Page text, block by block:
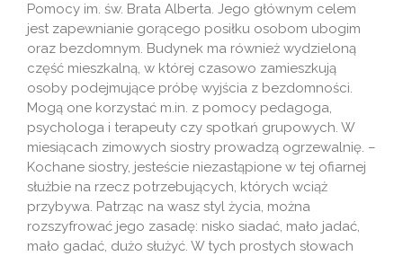
Pomocy im. św. Brata Alberta. Jego głównym celem
jest zapewnianie gorącego posiłku osobom ubogim
oraz bezdomnym. Budynek ma również wydzieloną
część mieszkalną, w której czasowo zamieszkują
osoby podejmujące próbę wyjścia z bezdomności.
Mogą one korzystać m.in. z pomocy pedagoga,
psychologa i terapeuty czy spotkań grupowych. W
miesiącach zimowych siostry prowadzą ogrzewalnię. –
Kochane siostry, jesteście niezastąpione w tej ofiarnej
służbie na rzecz potrzebujących, których wciąż
przybywa. Patrząc na wasz styl życia, można
rozszyfrować jego zasadę: nisko siadać, mało jadać,
mało gadać, dużo służyć. W tych prostych słowach